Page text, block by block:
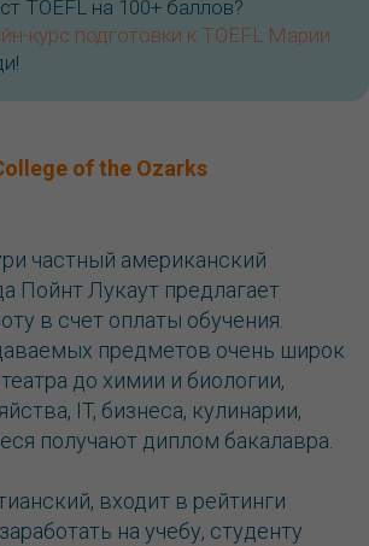
TOEFL на 100+ баллов?
курс подготовки к TOEFL Марии
of the Ozarks
частный американский
Пойнт Лукаут предлагает
в счет оплаты обучения.
предметов очень широк
до химии и биологии,
IT, бизнеса, кулинарии,
получают диплом бакалавра.
входит в рейтинги
на учебу, студенту